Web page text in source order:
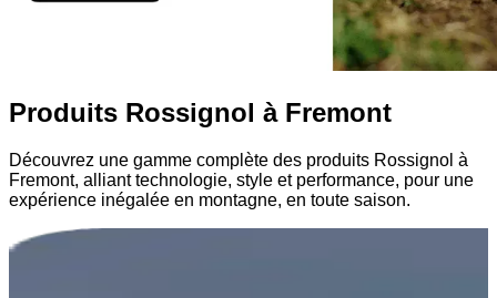
Produits Rossignol à Fremont
Découvrez une gamme complète des produits Rossignol à
Fremont, alliant technologie, style et performance, pour une
expérience inégalée en montagne, en toute saison.